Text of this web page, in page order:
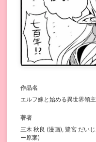
作品名
エルフ嫁と始める異世界領
著者
三木 秋良 (漫画), 鷺宮 だい
ー原案)